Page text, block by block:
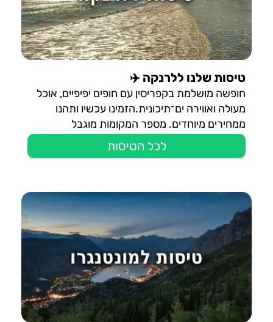
טיסות שלנו ללרנקה ✈️
חופשה מושלמת בקפריסין עם חופים יפיפיים, אוכל
מעולה ואווירה ים־תיכונית.הזמינו עכשיו ותהנו
ממחירים מיוחדים. מספר המקומות מוגבל
לכל הטיסות